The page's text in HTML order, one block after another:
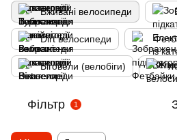
Вживані велосипеди
Dirt велосипеди
Біговели (велобіги)
Фільтр 1